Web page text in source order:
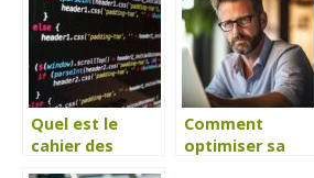
Quel est le
cahier des
Comment
optimiser sa